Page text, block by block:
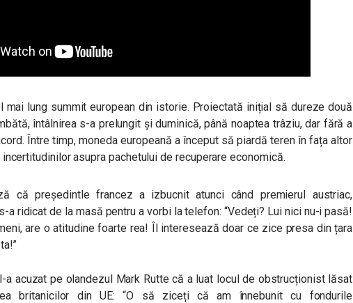
mai lung summit european din istorie. Proiectată inițial să dureze două
întâlnirea s-a prelungit și duminică, până noaptea trâziu, dar fără a
Între timp, moneda europeană a început să piardă teren în fața altor
asupra pachetului de recuperare economică.
că președintle francez a izbucnit atunci când premierul austriac,
a ridicat de la masă pentru a vorbi la telefon: “Vedeți? Lui nici nu-i pasă!
are o atitudine foarte rea! Îl interesează doar ce zice presa din țara
a acuzat pe olandezul Mark Rutte că a luat locul de obstrucționist lăsat
britanicilor din UE: “O să ziceți că am înnebunit cu fondurile